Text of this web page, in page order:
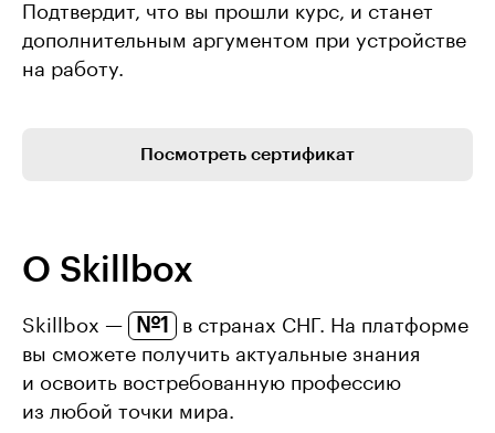
Подтвердит, что вы прошли курс, и станет
дополнительным аргументом при устройстве
на работу.
Посмотреть сертификат
О Skillbox
Skillbox — №1
в странах СНГ. На платформе
вы сможете получить актуальные знания
и освоить востребованную профессию
из любой точки мира.